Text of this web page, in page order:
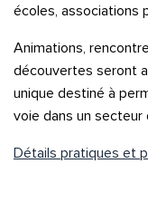
écoles, associations
Animations,
découvertes seront
unique destiné à
voie dans un secteur
Détails pratiques et